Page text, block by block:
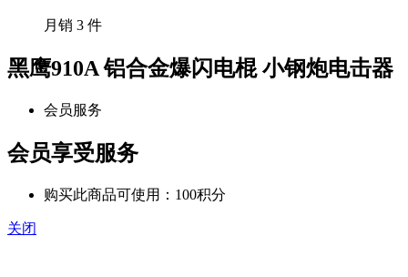
月销 3 件
黑鹰910A 铝合金爆闪电棍 小钢炮电击器
会员服务
会员享受服务
购买此商品可使用：100积分
关闭